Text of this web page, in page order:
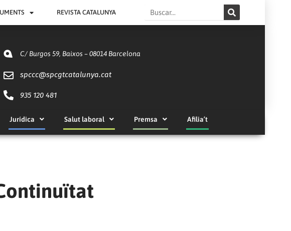
REVISTA CATALUNYA Search
C/ Burgos 59, Baixos – 08014 Barcelona
spccc@spcgtcatalunya.cat
935 120 481
Jurídica Salut laboral Premsa Afilia’t